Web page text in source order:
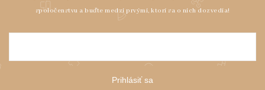
Prihlásiť sa